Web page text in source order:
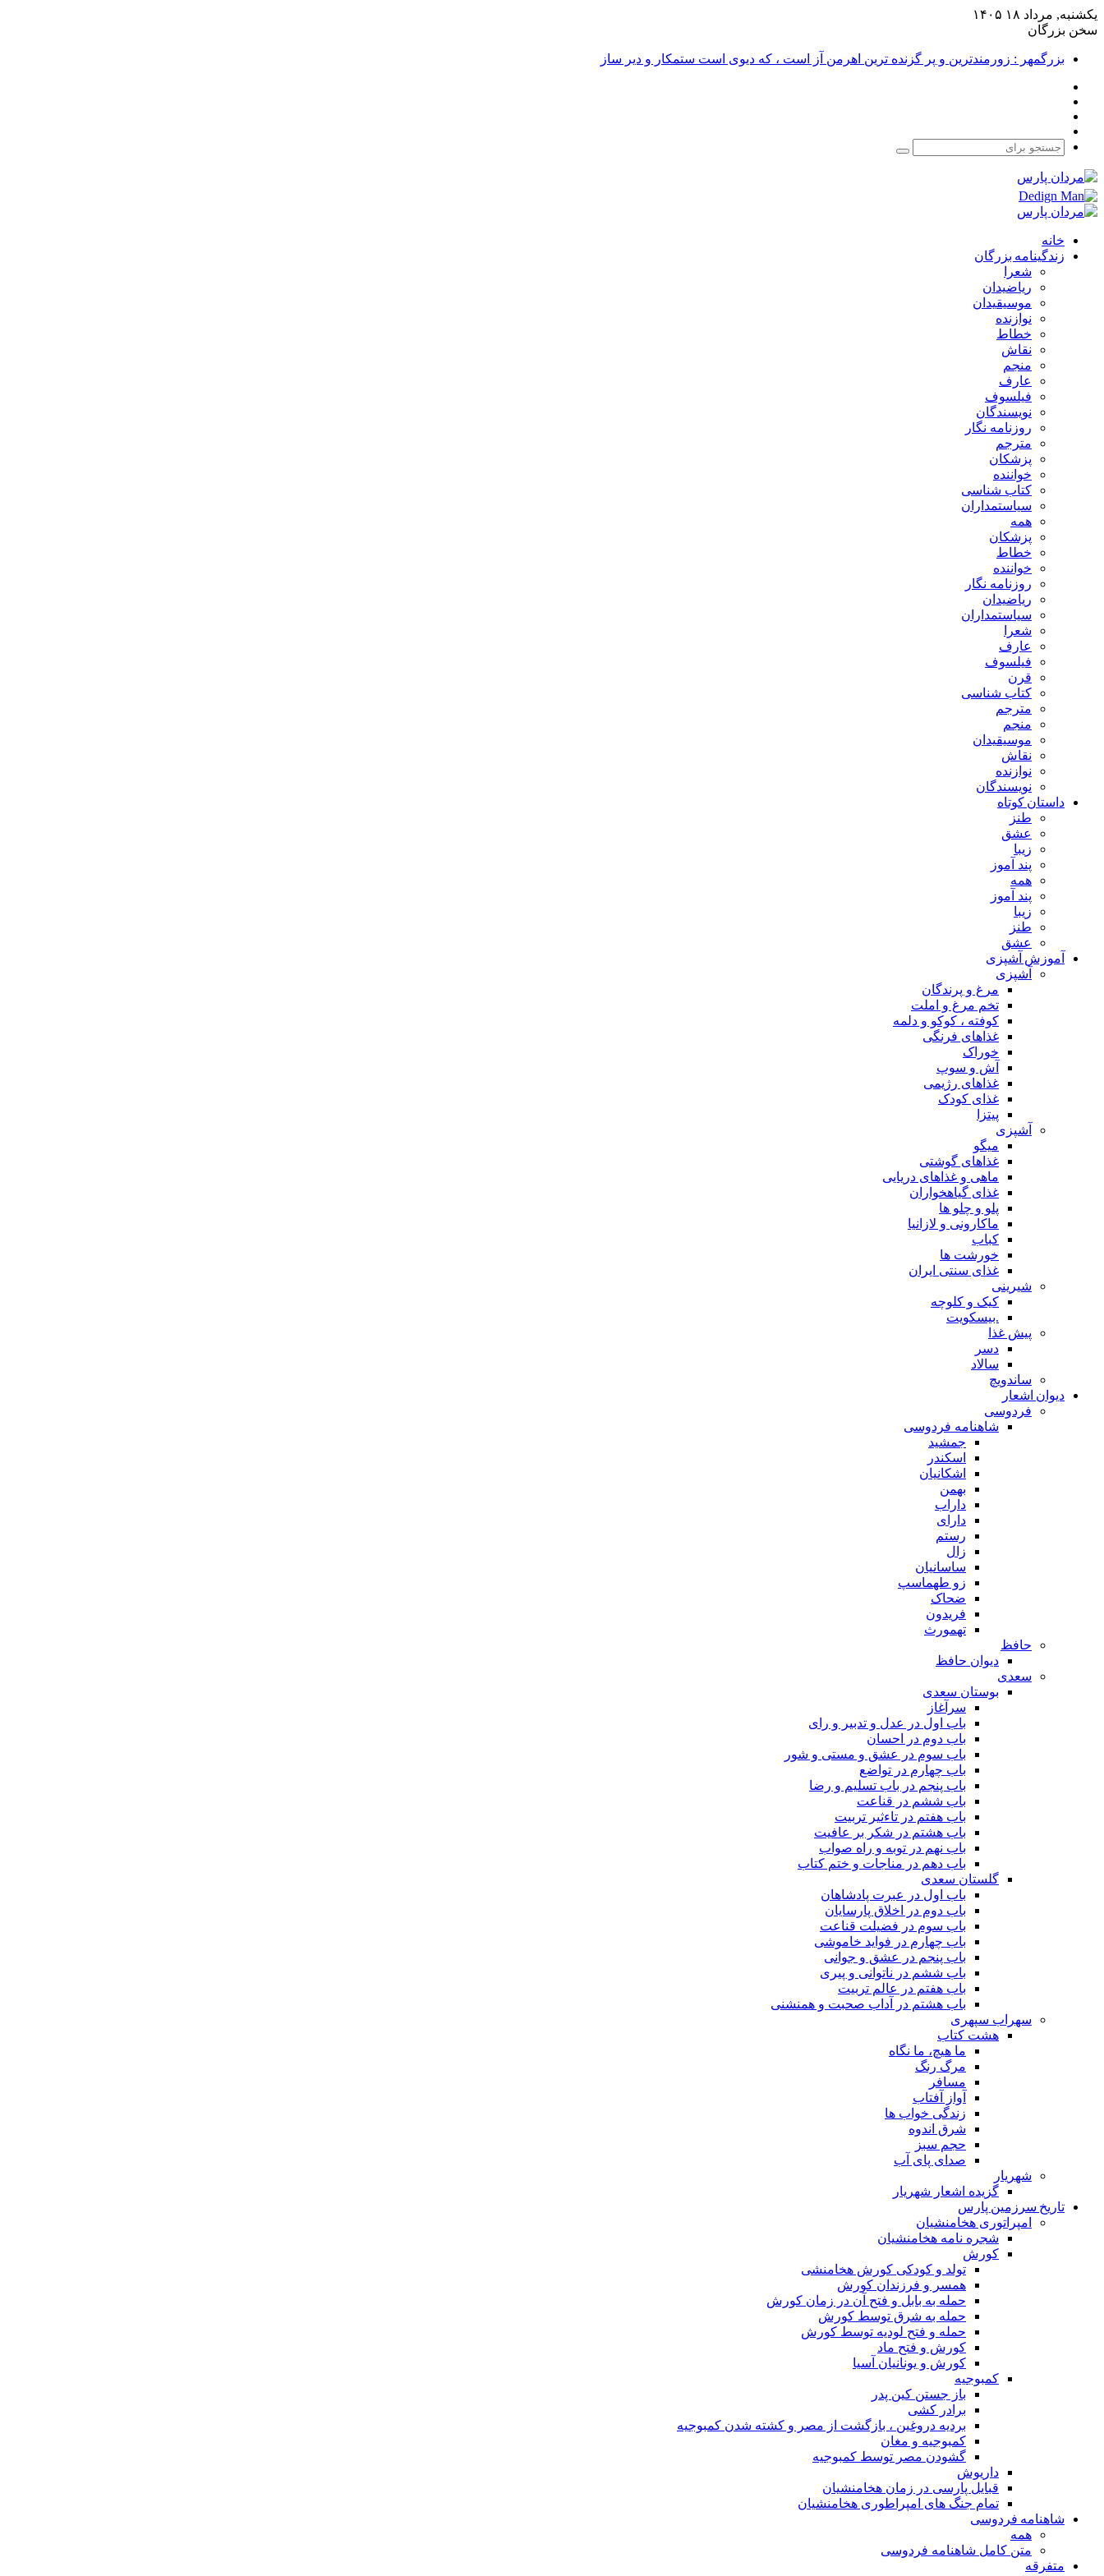
یکشنبه, مرداد ۱۸ ۱۴۰۵
سخن بزرگان
بزرگمهر : زورمندترین و پر گزنده ترین اهرمن آز است ، که دیوی است ستمکار و دیر ساز
جستجو
خانه
زندگینامه بزرگان
شعرا
ریاضیدان
موسیقیدان
نوازنده
خطاط
نقاش
منجم
عارف
فیلسوف
نویسندگان
روزنامه نگار
مترجم
پزشکان
خواننده
کتاب شناسی
سیاستمداران
همه
پزشکان
خطاط
خواننده
روزنامه نگار
ریاضیدان
سیاستمداران
شعرا
عارف
فیلسوف
قرن
کتاب شناسی
مترجم
منجم
موسیقیدان
نقاش
نوازنده
نویسندگان
داستان کوتاه
طنز
عشق
زیبا
پند آموز
همه
پند آموز
زیبا
طنز
عشق
آموزش آشپزی
آشپزی
مرغ و پرندگان
تخم مرغ و املت
کوفته ، کوکو و دلمه
غذاهای فرنگی
خوراک
آش و سوپ
غذاهای رژیمی
غذای کودک
پیتزا
آشپزی
میگو
غذاهای گوشتی
ماهی و غذاهای دریایی
غذای گیاهخواران
پلو و چلو ها
ماکارونی و لازانیا
کباب
خورشت ها
غذای سنتی ایران
شیرینی
کیک و کلوچه
.بیسکویت
پیش غذا
دسر
سالاد
ساندویچ
دیوان اشعار
فردوسی
شاهنامه فردوسی
جمشید
اسکندر
اشکانیان
بهمن
داراب
دارای
رستم
زال
ساسانیان
زو طهماسپ‏
ضحاک
فریدون
تهمورث
حافظ
دیوان حافظ
سعدی
بوستان سعدی
سرآغاز
باب اول در عدل و تدبیر و رای
باب دوم در احسان
باب سوم در عشق و مستی و شور
باب چهارم در تواضع
باب پنجم در باب تسلیم و رضا
باب ششم در قناعت
باب هفتم در تاءثیر تربیت
باب هشتم در شکر بر عافیت
باب نهم در توبه و راه صواب
باب دهم در مناجات و ختم کتاب
گلستان سعدی
باب اول در عبرت پادشاهان
باب دوم در اخلاق پارسایان
باب سوم در فضیلت قناعت
باب چهارم در فواید خاموشى
باب پنجم در عشق و جوانى
باب ششم در ناتوانى و پیرى
باب هفتم در عالم تربیت
باب هشتم در آداب صحبت و همنشنى
سهراب سپهری
هشت کتاب
ما هیچ، ما نگاه
مرگ رنگ
مسافر
آواز آفتاب
زندگی خواب ها
شرق اندوه
حجم سبز
صدای پای آب
شهریار
گزیده اشعار شهریار
تاریخ سرزمین پارس
امپراتوری هخامنشیان
شجره نامه هخامنشیان
کورش
تولد و کودکی کورش هخامنشی
همسر و فرزندان کورش
حمله به بابل و فتح آن در زمان کورش
حمله به شرق توسط کورش
حمله و فتح لودیه توسط کورش
کورش و فتح ماد
کورش و یونانیان آسیا
کمبوجیه
باز جستن کین پدر
برادر کشی
بردیه دروغین ، بازگشت از مصر و کشته شدن کمبوجیه
کمبوجیه و مغان
گشودن مصر توسط کمبوجیه
داریوش
قبایل پارسی در زمان هخامنشیان
تمام جنگ های امپراطوری هخامنشیان
شاهنامه فردوسی
همه
متن کامل شاهنامه فردوسی
متفرقه